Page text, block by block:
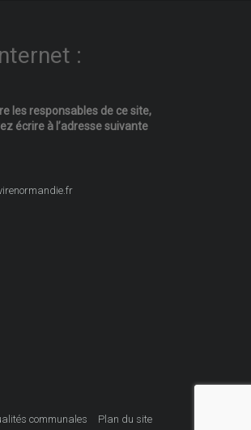
:
les responsables de ce site,
écrire à l’adresse suivante
communales Plan du site